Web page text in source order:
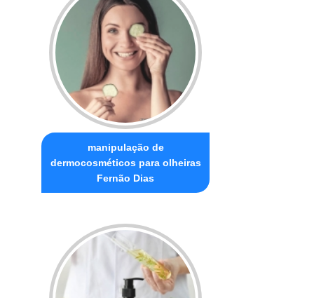
manipulação de
dermocosméticos para olheiras
Fernão Dias